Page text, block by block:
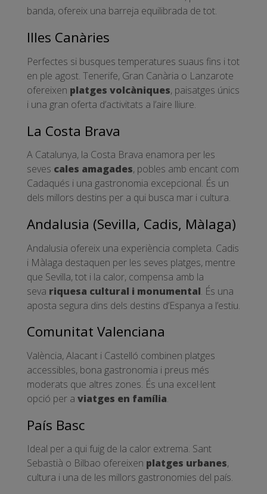
banda, ofereix una barreja equilibrada de tot.
Illes Canàries
Perfectes si busques temperatures suaus fins i tot
en ple agost. Tenerife, Gran Canària o Lanzarote
ofereixen platges volcàniques, paisatges únics
i una gran oferta d’activitats a l’aire lliure.
La Costa Brava
A Catalunya, la Costa Brava enamora per les
seves cales amagades, pobles amb encant com
Cadaqués i una gastronomia excepcional. És un
dels millors destins per a qui busca mar i cultura.
Andalusia (Sevilla, Cadis, Màlaga)
Andalusia ofereix una experiència completa. Cadis
i Màlaga destaquen per les seves platges, mentre
que Sevilla, tot i la calor, compensa amb la
seva riquesa cultural i monumental. És una
aposta segura dins dels destins d’Espanya a l’estiu.
Comunitat Valenciana
València, Alacant i Castelló combinen platges
accessibles, bona gastronomia i preus més
moderats que altres zones. És una excel·lent
opció per a viatges en família.
País Basc
Ideal per a qui fuig de la calor extrema. Sant
Sebastià o Bilbao ofereixen platges urbanes,
cultura i una de les millors gastronomies del país.